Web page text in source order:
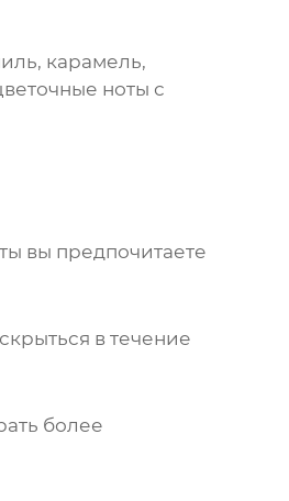
карамель,
ноты с
вы предпочитаете
в течение
более